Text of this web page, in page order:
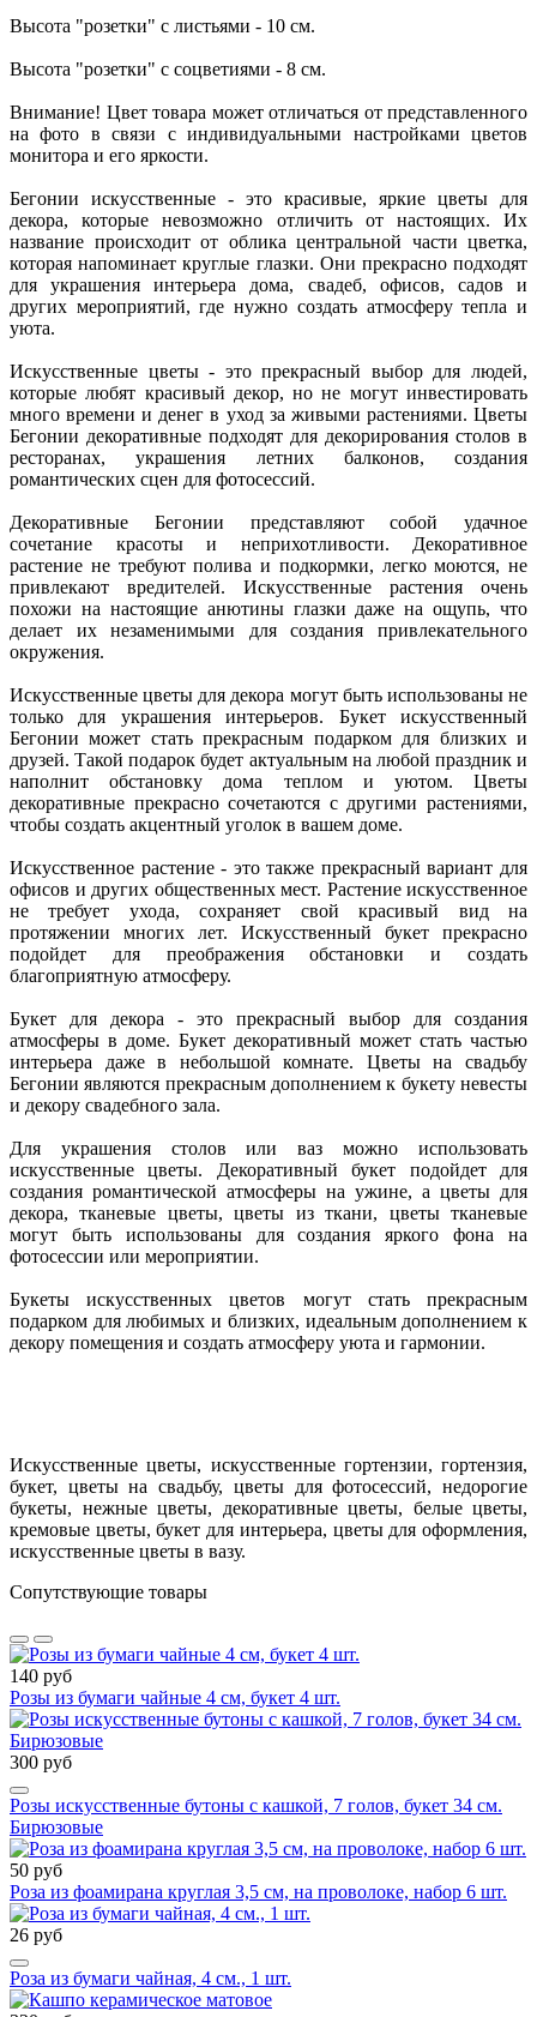
Высота "розетки" с листьями - 10 см.
Высота "розетки" с соцветиями - 8 см.
Внимание! Цвет товара может отличаться от представленного
на фото в связи с индивидуальными настройками цветов
монитора и его яркости.
Бегонии искусственные - это красивые, яркие цветы для
декора, которые невозможно отличить от настоящих. Их
название происходит от облика центральной части цветка,
которая напоминает круглые глазки. Они прекрасно подходят
для украшения интерьера дома, свадеб, офисов, садов и
других мероприятий, где нужно создать атмосферу тепла и
уюта.
Искусственные цветы - это прекрасный выбор для людей,
которые любят красивый декор, но не могут инвестировать
много времени и денег в уход за живыми растениями. Цветы
Бегонии декоративные подходят для декорирования столов в
ресторанах, украшения летних балконов, создания
романтических сцен для фотосессий.
Декоративные Бегонии представляют собой удачное
сочетание красоты и неприхотливости. Декоративное
растение не требуют полива и подкормки, легко моются, не
привлекают вредителей. Искусственные растения очень
похожи на настоящие анютины глазки даже на ощупь, что
делает их незаменимыми для создания привлекательного
окружения.
Искусственные цветы для декора могут быть использованы не
только для украшения интерьеров. Букет искусственный
Бегонии может стать прекрасным подарком для близких и
друзей. Такой подарок будет актуальным на любой праздник и
наполнит обстановку дома теплом и уютом. Цветы
декоративные прекрасно сочетаются с другими растениями,
чтобы создать акцентный уголок в вашем доме.
Искусственное растение - это также прекрасный вариант для
офисов и других общественных мест. Растение искусственное
не требует ухода, сохраняет свой красивый вид на
протяжении многих лет. Искусственный букет прекрасно
подойдет для преображения обстановки и создать
благоприятную атмосферу.
Букет для декора - это прекрасный выбор для создания
атмосферы в доме. Букет декоративный может стать частью
интерьера даже в небольшой комнате. Цветы на свадьбу
Бегонии являются прекрасным дополнением к букету невесты
и декору свадебного зала.
Для украшения столов или ваз можно использовать
искусственные цветы. Декоративный букет подойдет для
создания романтической атмосферы на ужине, а цветы для
декора, тканевые цветы, цветы из ткани, цветы тканевые
могут быть использованы для создания яркого фона на
фотосессии или мероприятии.
Букеты искусственных цветов могут стать прекрасным
подарком для любимых и близких, идеальным дополнением к
декору помещения и создать атмосферу уюта и гармонии.
Искусственные цветы, искусственные гортензии, гортензия,
букет, цветы на свадьбу, цветы для фотосессий, недорогие
букеты, нежные цветы, декоративные цветы, белые цветы,
кремовые цветы, букет для интерьера, цветы для оформления,
искусственные цветы в вазу.
Сопутствующие товары
140 руб
Розы из бумаги чайные 4 см, букет 4 шт.
300 руб
Розы искусственные бутоны с кашкой, 7 голов, букет 34 см.
Бирюзовые
50 руб
Роза из фоамирана круглая 3,5 см, на проволоке, набор 6 шт.
26 руб
Роза из бумаги чайная, 4 см., 1 шт.